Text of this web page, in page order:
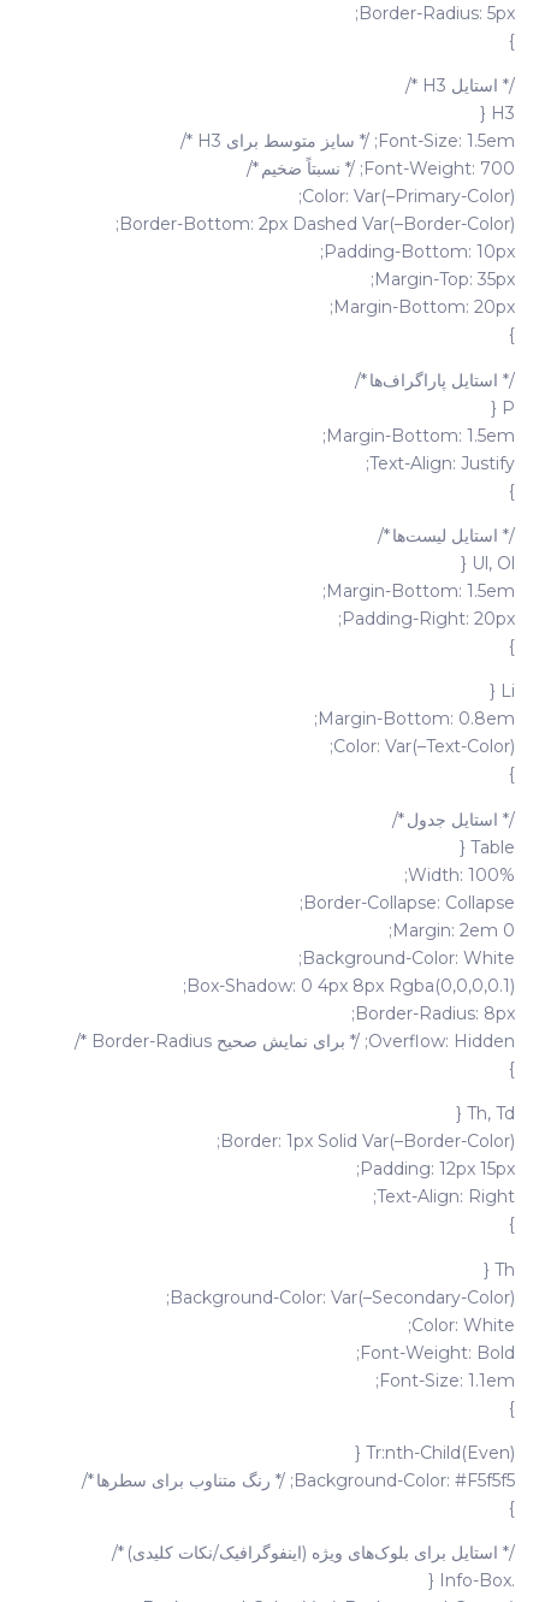
Border-Radius: 5px;
}
/* استایل H3 */
H3 {
Font-Size: 1.5em; /* سایز متوسط برای H3 */
Font-Weight: 700; /* نسبتاً ضخیم */
Color: Var(–Primary-Color);
Border-Bottom: 2px Dashed Var(–Border-Color);
Padding-Bottom: 10px;
Margin-Top: 35px;
Margin-Bottom: 20px;
}
/* استایل پاراگراف‌ها */
P {
Margin-Bottom: 1.5em;
Text-Align: Justify;
}
/* استایل لیست‌ها */
Ul, Ol {
Margin-Bottom: 1.5em;
Padding-Right: 20px;
}
Li {
Margin-Bottom: 0.8em;
Color: Var(–Text-Color);
}
/* استایل جدول */
Table {
Width: 100%;
Border-Collapse: Collapse;
Margin: 2em 0;
Background-Color: White;
Box-Shadow: 0 4px 8px Rgba(0,0,0,0.1);
Border-Radius: 8px;
Overflow: Hidden; /* برای نمایش صحیح Border-Radius */
}
Th, Td {
Border: 1px Solid Var(–Border-Color);
Padding: 12px 15px;
Text-Align: Right;
}
Th {
Background-Color: Var(–Secondary-Color);
Color: White;
Font-Weight: Bold;
Font-Size: 1.1em;
}
Tr:nth-Child(even) {
Background-Color: #f5f5f5; /* رنگ متناوب برای سطرها */
}
/* استایل برای بلوک‌های ویژه (اینفوگرافیک/نکات کلیدی) */
.info-Box {